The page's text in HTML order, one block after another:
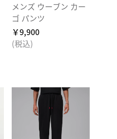
メンズ ウーブン カー
ゴ パンツ
￥9,900
(税込)